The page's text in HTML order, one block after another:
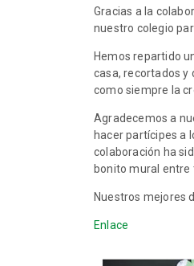
Gracias a la
nuestro colegio
Hemos repartido
casa, recortados y
como siempre la
Agradecemos a
hacer partícipes a
colaboración ha
bonito mural entre
Nuestros mejores
Enlace